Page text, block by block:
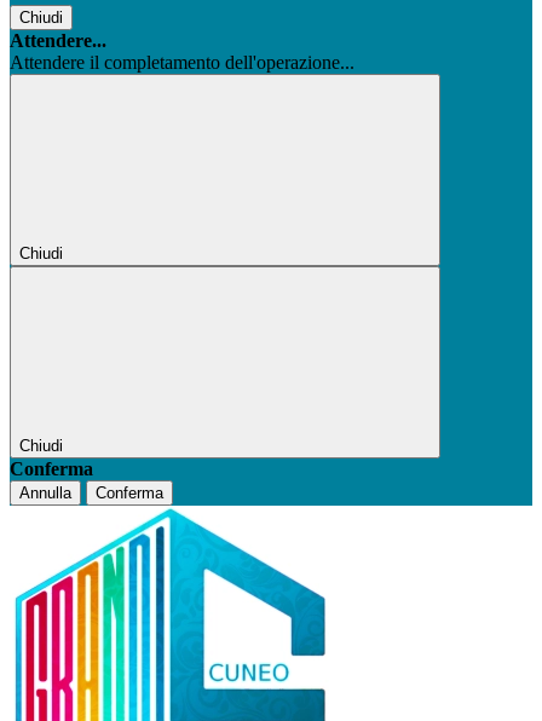
Chiudi
Attendere...
Attendere il completamento dell'operazione...
Chiudi
Chiudi
Conferma
Annulla Conferma